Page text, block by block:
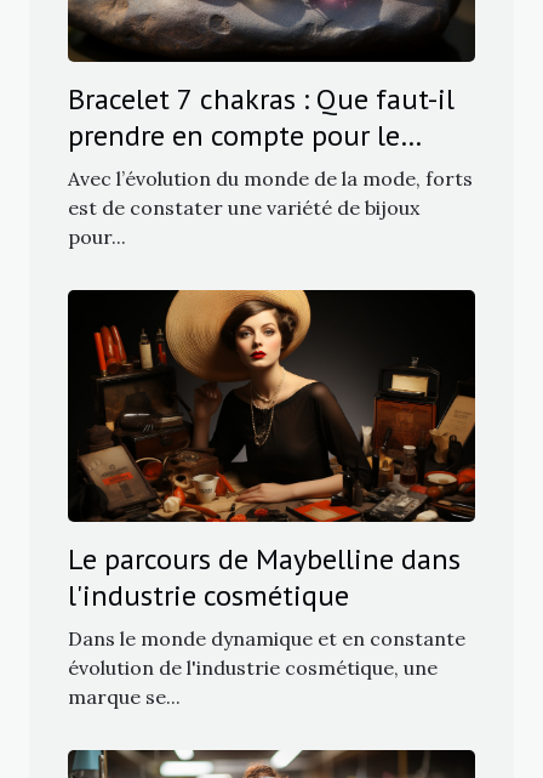
Bracelet 7 chakras : Que faut-il
prendre en compte pour le
choix ?
Avec l’évolution du monde de la mode, forts
est de constater une variété de bijoux
pour...
Le parcours de Maybelline dans
l'industrie cosmétique
Dans le monde dynamique et en constante
évolution de l'industrie cosmétique, une
marque se...